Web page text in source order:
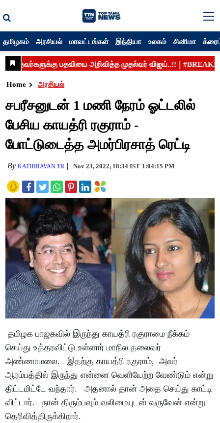
தமிழகம் அரசியல் மாவட்டங்கள் இந்தியா உலகம் சினிமா
Home அரசியல்
சபரீசனுடன் 1 மணி நேரம் ஓட்டலில்
பேசிய காயத்ரி ரகுராம் -
போட்டுடைத்த அமர்பிரசாத் ரெட்டி
ByKATHIRAVAN TR Nov 23, 2022, 18:34 IST 1:04:15 PM
தமிழக பாஜகவில் இருந்து காயத்ரி ரகுராமை நீக்கம்
செய்து உத்தரவிட்டு உள்ளார் மாநில தலைவர்
அண்ணாமலை. இதற்கு காயத்ரி ரகுராம், அவர்
ஆரம்பத்தில் இருந்து என்னை வெளியேற்ற வேண்டும் என்று
திட்டமிட்டே வந்தார். அதனால் தான் அதை செய்து காட்டி
விட்டார். நான் திரும்பவும் வலிமையுடன் வருவேன் என்று
தெரிவித்திருக்கிறார்.